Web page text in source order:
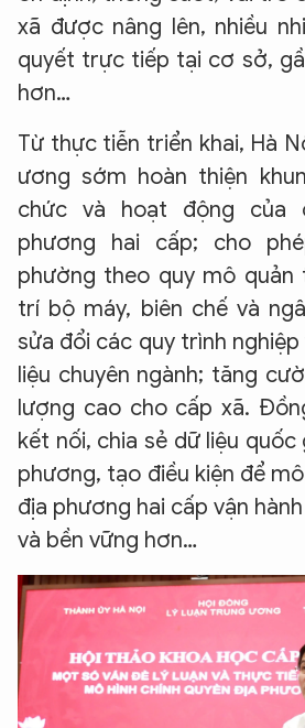
xã được nâng lên, nhiều
quyết trực tiếp tại cơ sở,
hơn…
Từ thực tiễn triển khai, Hà
ương sớm hoàn thiện
chức và hoạt động của
phương hai cấp; cho
phường theo quy mô
trí bộ máy, biên chế và
sửa đổi các quy trình
liệu chuyên ngành; tăng
lượng cao cho cấp xã.
kết nối, chia sẻ dữ liệu quốc
phương, tạo điều kiện để
địa phương hai cấp vận
và bền vững hơn…